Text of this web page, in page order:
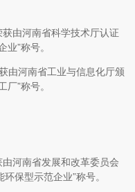
由河南省科学技术厅认证
”称号。
由河南省工业与信息化厅颁
”称号。
河南省发展和改革委员会
保型示范企业”称号。